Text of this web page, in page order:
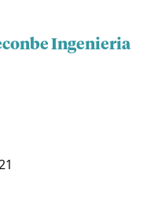
Ingenieria